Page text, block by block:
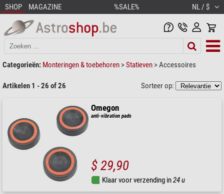
SHOP MAGAZINE %SALE% NL / $
Categorieën: Monteringen & toebehoren >Statieven >Accessoires
Artikelen 1 - 26 of 26 Sorteer op:
Omegon
anti-vibration pads
$ 29,90
Klaar voor verzending in24 u